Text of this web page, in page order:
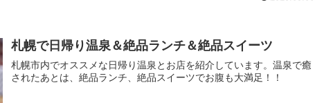
札幌で日帰り温泉＆絶品ランチ＆絶品スイーツ
札幌市内でオススメな日帰り温泉とお店を紹介しています。温泉で癒
されたあとは、絶品ランチ、絶品スイーツでお腹も大満足！！